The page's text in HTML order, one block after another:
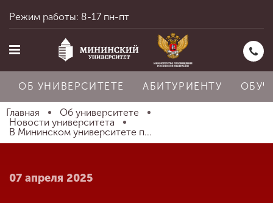
Главная
Режим работы: 8-17 пн-пт
ОБ УНИВЕРСИТЕТЕ АБИТУРИЕНТУ
Главная
Об университете
Новости университета
В Мининском университете п...
07 апреля 2025